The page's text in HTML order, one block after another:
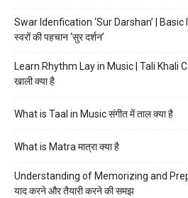
Swar Idenfication ‘Sur Darshan’ |
स्वरों की पहचान ‘सुर दर्शन’
Learn Rhythm Lay in Music | Tali Khali
खाली क्या है
What is Taal in Music संगीत में ताल क्या है
What is Matra मात्रा क्या है
Understanding of Memorizing and
याद करने और तैयारी करने की समझ